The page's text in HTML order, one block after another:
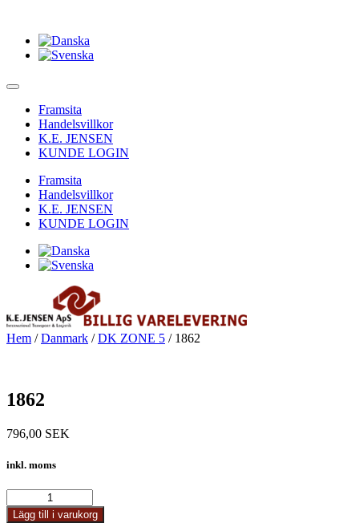
Framsita
Handelsvillkor
K.E. JENSEN
KUNDE LOGIN
Framsita
Handelsvillkor
K.E. JENSEN
KUNDE LOGIN
Hem /Danmark /DK ZONE 5 / 1862
1862
796,00 SEK
inkl. moms
mängd
Lägg till i varukorg